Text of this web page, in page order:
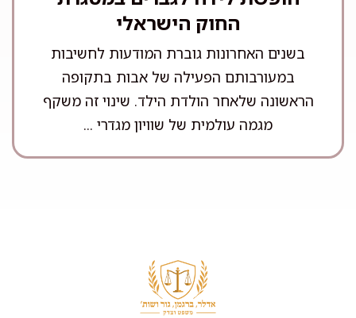
החוק הישראלי
בשנים האחרונות גוברת המודעות לחשיבות
במעורבותם הפעילה של אבות בתקופה
הראשונה שלאחר הולדת הילד. שינוי זה משקף
מגמה עולמית של שוויון מגדרי ...